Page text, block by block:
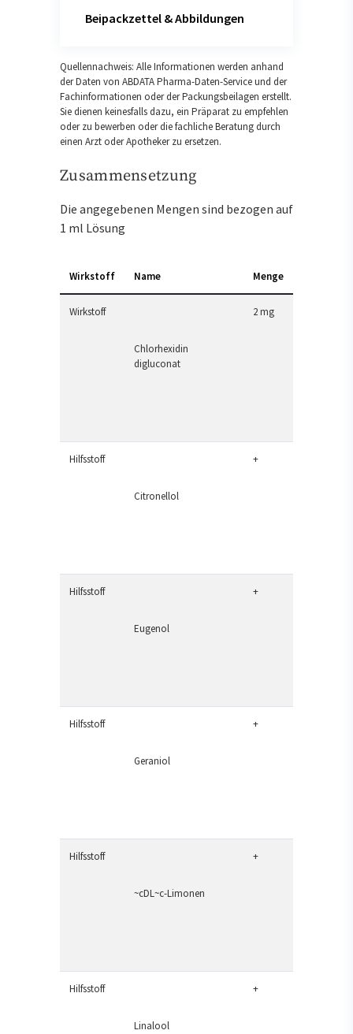
Beipackzettel & Abbildungen
Quellennachweis: Alle Informationen werden anhand
der Daten von ABDATA Pharma-Daten-Service und der
Fachinformationen oder der Packungsbeilagen erstellt.
Sie dienen keinesfalls dazu, ein Präparat zu empfehlen
oder zu bewerben oder die fachliche Beratung durch
einen Arzt oder Apotheker zu ersetzen.
Zusammensetzung
Die angegebenen Mengen sind bezogen auf
1 ml Lösung
Wirkstoff Name Menge
Wirkstoff
Chlorhexidin
digluconat
2 mg
Hilfsstoff
Citronellol
+
Hilfsstoff
Eugenol
+
Hilfsstoff
Geraniol
+
Hilfsstoff
~cDL~c-Limonen
+
Hilfsstoff
Linalool
+